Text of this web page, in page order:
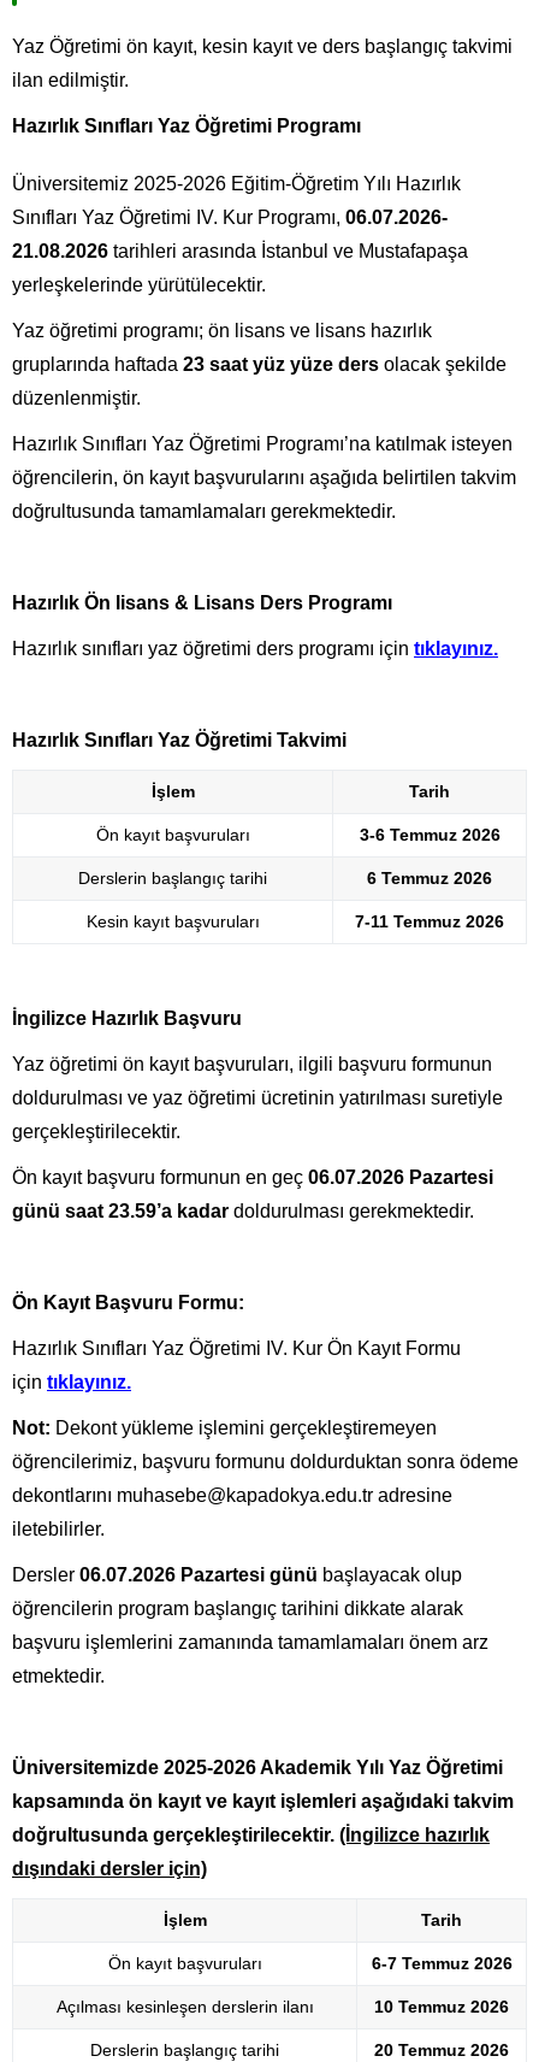
Yaz Öğretimi ön kayıt, kesin kayıt ve ders başlangıç takvimi
ilan edilmiştir.
Hazırlık Sınıfları Yaz Öğretimi Programı
Üniversitemiz 2025-2026 Eğitim-Öğretim Yılı Hazırlık
Sınıfları Yaz Öğretimi IV. Kur Programı, 06.07.2026-
21.08.2026 tarihleri arasında İstanbul ve Mustafapaşa
yerleşkelerinde yürütülecektir.
Yaz öğretimi programı; ön lisans ve lisans hazırlık
gruplarında haftada 23 saat yüz yüze ders olacak şekilde
düzenlenmiştir.
Hazırlık Sınıfları Yaz Öğretimi Programı’na katılmak isteyen
öğrencilerin, ön kayıt başvurularını aşağıda belirtilen takvim
doğrultusunda tamamlamaları gerekmektedir.
Hazırlık Ön lisans & Lisans Ders Programı
Hazırlık sınıfları yaz öğretimi ders programı için tıklayınız.
Hazırlık Sınıfları Yaz Öğretimi Takvimi
İşlem Tarih
Ön kayıt başvuruları 3-6 Temmuz 2026
Derslerin başlangıç tarihi 6 Temmuz 2026
Kesin kayıt başvuruları 7-11 Temmuz 2026
İngilizce Hazırlık Başvuru
Yaz öğretimi ön kayıt başvuruları, ilgili başvuru formunun
doldurulması ve yaz öğretimi ücretinin yatırılması suretiyle
gerçekleştirilecektir.
Ön kayıt başvuru formunun en geç 06.07.2026 Pazartesi
günü saat 23.59’a kadar doldurulması gerekmektedir.
Ön Kayıt Başvuru Formu:
Hazırlık Sınıfları Yaz Öğretimi IV. Kur Ön Kayıt Formu
için tıklayınız.
Not: Dekont yükleme işlemini gerçekleştiremeyen
öğrencilerimiz, başvuru formunu doldurduktan sonra ödeme
dekontlarını muhasebe@kapadokya.edu.tr adresine
iletebilirler.
Dersler 06.07.2026 Pazartesi günü başlayacak olup
öğrencilerin program başlangıç tarihini dikkate alarak
başvuru işlemlerini zamanında tamamlamaları önem arz
etmektedir.
Üniversitemizde 2025-2026 Akademik Yılı Yaz Öğretimi
kapsamında ön kayıt ve kayıt işlemleri aşağıdaki takvim
doğrultusunda gerçekleştirilecektir. (İngilizce hazırlık
dışındaki dersler için)
İşlem Tarih
Ön kayıt başvuruları 6-7 Temmuz 2026
Açılması kesinleşen derslerin ilanı 10 Temmuz 2026
Derslerin başlangıç tarihi 20 Temmuz 2026